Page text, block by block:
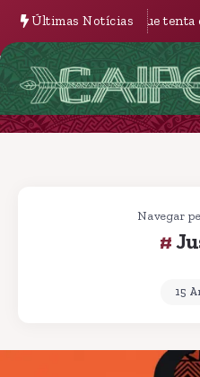
Últimas Notícias
engolir a Aldeia Velha A
Navegar
15